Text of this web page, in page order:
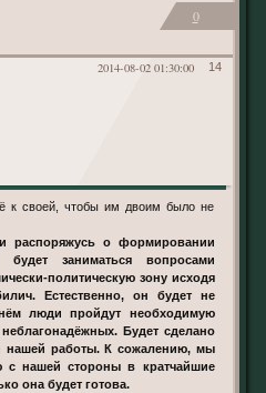
0
14
2014-08-02 01:30:00
распоряжусь о формировании
заниматься вопросами
политическую зону исходя
Естественно, он будет не
люди пройдут необходимую
Будет сделано
нашей работы. К сожалению, мы
с нашей стороны в кратчайшие
она будет готова.